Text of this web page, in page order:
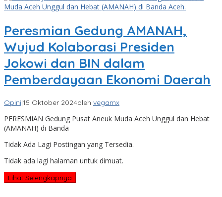
Peresmian Gedung AMANAH,
Wujud Kolaborasi Presiden
Jokowi dan BIN dalam
Pemberdayaan Ekonomi Daerah
Opini|15 Oktober 2024oleh vegamx
PERESMIAN Gedung Pusat Aneuk Muda Aceh Unggul dan Hebat
(AMANAH) di Banda
Tidak Ada Lagi Postingan yang Tersedia.
Tidak ada lagi halaman untuk dimuat.
Lihat Selengkapnya